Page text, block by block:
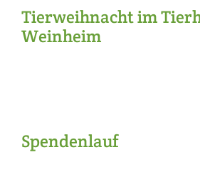
Tierweihnacht im
Weinheim
Spendenlauf